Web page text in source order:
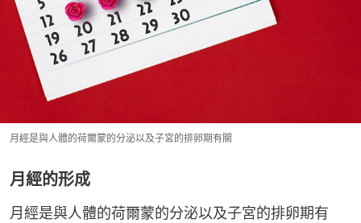
月經是與人體的荷爾蒙的分泌以及子宮的排卵期有關
月經的形成
月經是與人體的荷爾蒙的分泌以及子宮的排卵期有